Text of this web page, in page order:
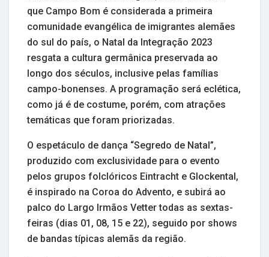
que Campo Bom é considerada a primeira
comunidade evangélica de imigrantes alemães
do sul do país, o Natal da Integração 2023
resgata a cultura germânica preservada ao
longo dos séculos, inclusive pelas famílias
campo-bonenses. A programação será eclética,
como já é de costume, porém, com atrações
temáticas que foram priorizadas.
O espetáculo de dança “Segredo de Natal”,
produzido com exclusividade para o evento
pelos grupos folclóricos Eintracht e Glockental,
é inspirado na Coroa do Advento, e subirá ao
palco do Largo Irmãos Vetter todas as sextas-
feiras (dias 01, 08, 15 e 22), seguido por shows
de bandas típicas alemãs da região.